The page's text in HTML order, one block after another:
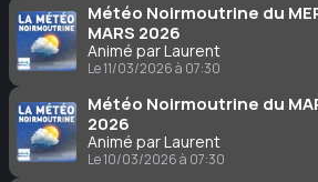
Météo Noirmoutrine du
MARS 2026
Animé par Laurent
Le 11/03/2026 à 07:30
Météo Noirmoutrine du
2026
Animé par Laurent
Le 10/03/2026 à 07:30